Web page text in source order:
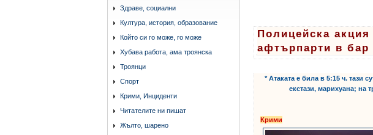
Здраве, социални
Култура, история, образование
Който си го може, го може
Хубава работа, ама троянска
Троянци
Спорт
Крими, Инциденти
Читателите ни пишат
Жълто, шарено
Полицейска
афтърпарти в бар
* Атаката е била в 5:15 ч. тази
екстази, марихуана; на
Крими